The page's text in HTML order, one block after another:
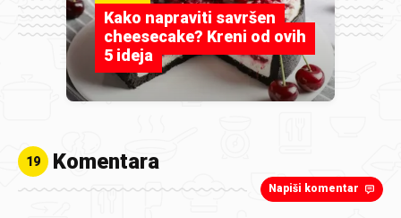
Kako napraviti savršen
cheesecake? Kreni od ovih
5 ideja
19 Komentara
Napiši komentar